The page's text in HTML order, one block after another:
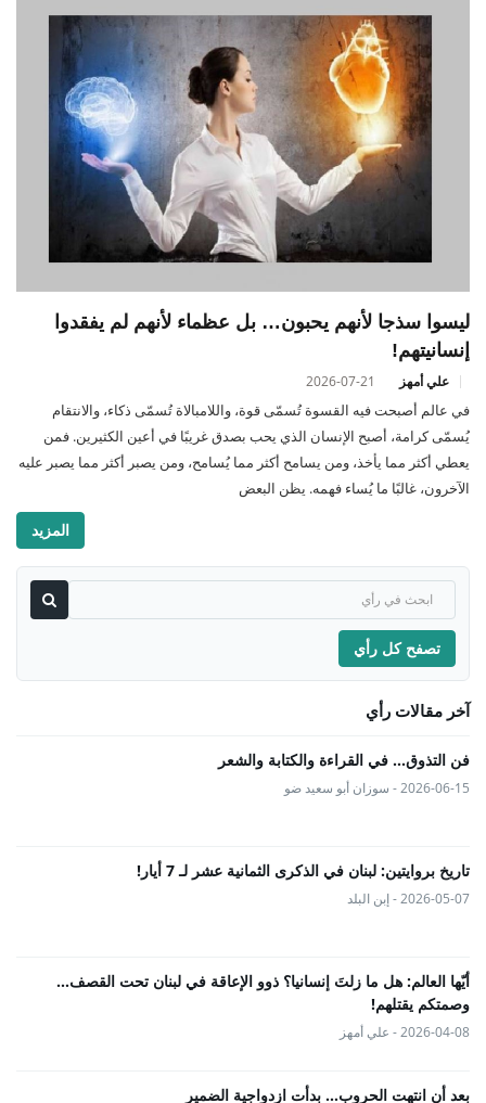
ليسوا سذجا لأنهم يحبون… بل عظماء لأنهم لم يفقدوا
إنسانيتهم!
علي أمهز 2026-07-21
في عالم أصبحت فيه القسوة تُسمّى قوة، واللامبالاة تُسمّى ذكاء، والانتقام
يُسمّى كرامة، أصبح الإنسان الذي يحب بصدق غريبًا في أعين الكثيرين. فمن
يعطي أكثر مما يأخذ، ومن يسامح أكثر مما يُسامح، ومن يصبر أكثر مما يصبر عليه
الآخرون، غالبًا ما يُساء فهمه. يظن البعض
المزيد
تصفح كل رأي
آخر مقالات رأي
فن التذوق... في القراءة والكتابة والشعر
2026-06-15 - سوزان أبو سعيد ضو
تاريخ بروايتين: لبنان في الذكرى الثمانية عشر لـ 7 أيار!
2026-05-07 - إبن البلد
أيّها العالم: هل ما زلتَ إنسانيا؟ ذوو الإعاقة في لبنان تحت القصف...
وصمتكم يقتلهم!
2026-04-08 - علي أمهز
بعد أن انتهت الحروب… بدأت ازدواجية الضمير